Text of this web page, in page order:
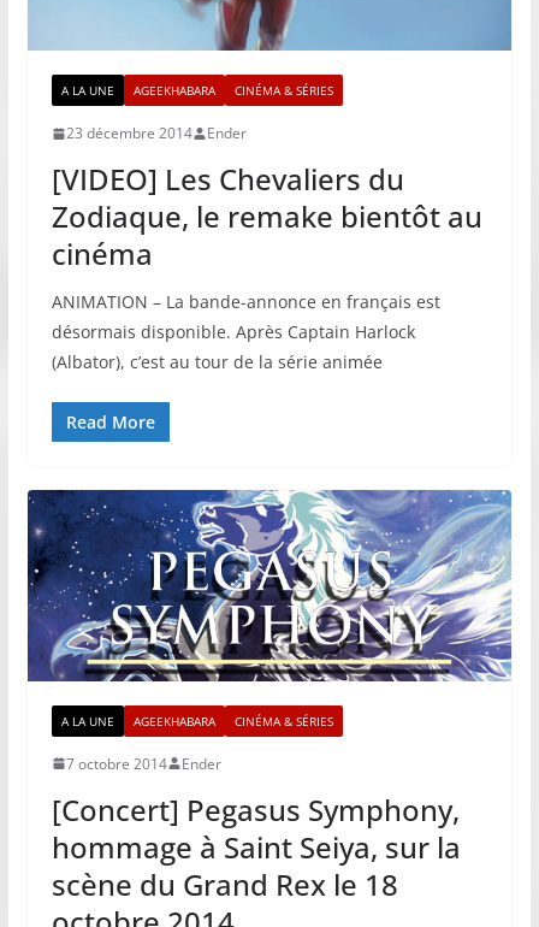
A LA UNE AGEEKHABARA CINÉMA & SÉRIES
23 décembre 2014 Ender
[VIDEO] Les Chevaliers du
Zodiaque, le remake bientôt au
cinéma
ANIMATION – La bande-annonce en français est
désormais disponible. Après Captain Harlock
(Albator), c’est au tour de la série animée
Read More
A LA UNE AGEEKHABARA CINÉMA & SÉRIES
7 octobre 2014 Ender
[Concert] Pegasus Symphony,
hommage à Saint Seiya, sur la
scène du Grand Rex le 18